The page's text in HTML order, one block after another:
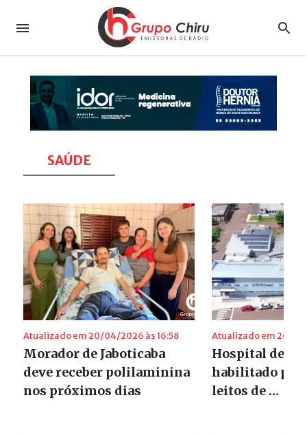
SAÚDE
Atualizado em 20/04/2026 às 16:58
Morador de Jaboticaba
deve receber polilaminina
nos próximos dias
Atualizado em 20/04/
Hospital de
habilitado
leitos de …